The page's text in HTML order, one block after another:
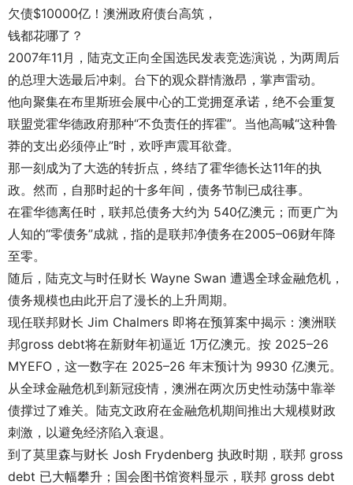
欠债$10000亿！澳洲政府债台高筑，
钱都花哪了？
2007年11月，陆克文正向全国选民发表竞选演说，为两周后
的总理大选最后冲刺。台下的观众群情激昂，掌声雷动。
他向聚集在布里斯班会展中心的工党拥趸承诺，绝不会重复
联盟党霍华德政府那种“不负责任的挥霍”。当他高喊“这种鲁
莽的支出必须停止”时，欢呼声震耳欲聋。
那一刻成为了大选的转折点，终结了霍华德长达11年的执
政。然而，自那时起的十多年间，债务节制已成往事。
在霍华德离任时，联邦总债务大约为 540亿澳元；而更广为
人知的“零债务”成就，指的是联邦净债务在2005–06财年降
至零。
随后，陆克文与时任财长 Wayne Swan 遭遇全球金融危机，
债务规模也由此开启了漫长的上升周期。
现任联邦财长 Jim Chalmers 即将在预算案中揭示：澳洲联
邦gross debt将在新财年初逼近 1万亿澳元。按 2025–26
MYEFO，这一数字在 2025–26 年末预计为 9930 亿澳元。
从全球金融危机到新冠疫情，澳洲在两次历史性动荡中靠举
债撑过了难关。陆克文政府在金融危机期间推出大规模财政
刺激，以避免经济陷入衰退。
到了莫里森与财长 Josh Frydenberg 执政时期，联邦 gross
debt 已大幅攀升；国会图书馆资料显示，联邦 gross debt